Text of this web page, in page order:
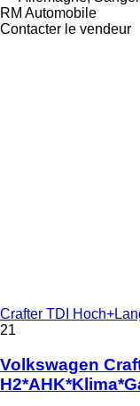
RM Automobile
Contacter le vendeur
Crafter TDI
21
Volkswagen